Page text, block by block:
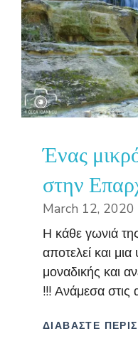
Ένας
στην
March 12, 2020
Η κάθε γωνιά
αποτελεί και
μοναδικής και
!!! Ανάμεσα στις
ΔΙΑΒΑΣΤΕ